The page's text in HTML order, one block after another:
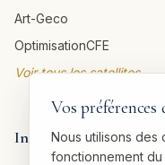
Art-Geco
OptimisationCFE
Voir tous les satellites →
Informations légales
Vos
Nous utilisons des
fonctionnement